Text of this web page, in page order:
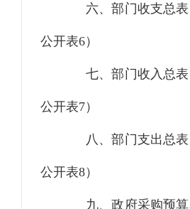
六、部门收支总
公开表6）
七、部门收入总
公开表7）
八、部门支出总
公开表8）
九、政府采购预